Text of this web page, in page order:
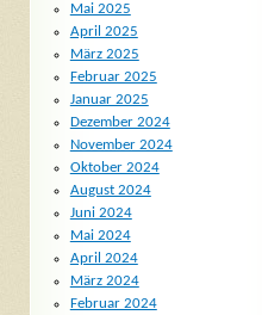
Mai 2025
April 2025
März 2025
Februar 2025
Januar 2025
Dezember 2024
November 2024
Oktober 2024
August 2024
Juni 2024
Mai 2024
April 2024
März 2024
Februar 2024